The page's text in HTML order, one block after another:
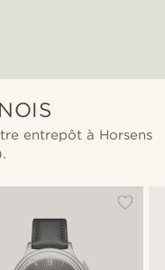
entrepôt à Horsens